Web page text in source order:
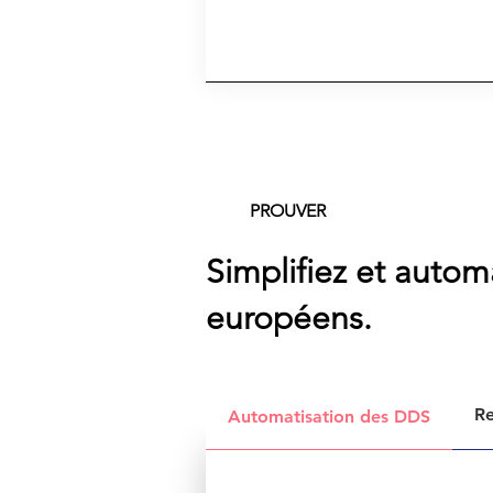
PROUVER
Simplifiez et
européens.
Automatisation des DDS